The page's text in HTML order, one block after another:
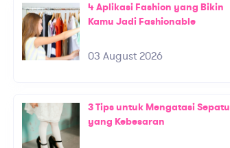
4 Aplikasi Fashion yang Bikin
Kamu Jadi Fashionable
03 August 2026
3 Tips untuk Mengatasi Sepatu
yang Kebesaran